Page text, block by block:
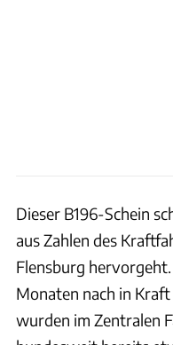
Dieser B196-Schein
aus Zahlen des
Flensburg
Monaten nach in
wurden im Zentralen